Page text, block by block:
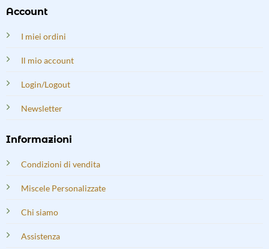
Account
I miei ordini
Il mio account
Login/Logout
Newsletter
Informazioni
Condizioni di vendita
Miscele Personalizzate
Chi siamo
Assistenza